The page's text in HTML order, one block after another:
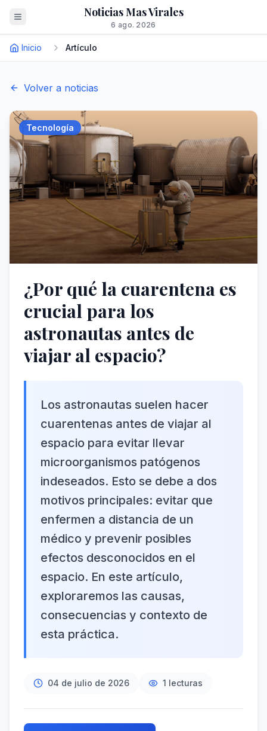
Noticias Mas Virales
6 ago. 2026
Inicio Artículo
Volver a noticias
Tecnología
¿Por qué la cuarentena es
crucial para los
astronautas antes de
viajar al espacio?
Los astronautas suelen hacer
cuarentenas antes de viajar al
espacio para evitar llevar
microorganismos patógenos
indeseados. Esto se debe a dos
motivos principales: evitar que
enfermen a distancia de un
médico y prevenir posibles
efectos desconocidos en el
espacio. En este artículo,
exploraremos las causas,
consecuencias y contexto de
esta práctica.
04 de julio de 2026 1 lecturas